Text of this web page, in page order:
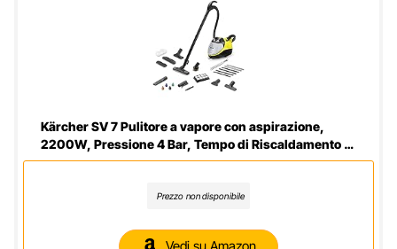
Kärcher SV 7 Pulitore a vapore con aspirazione,
2200W, Pressione 4 Bar, Tempo di Riscaldamento 5
min, Giallo
Prezzo non disponibile